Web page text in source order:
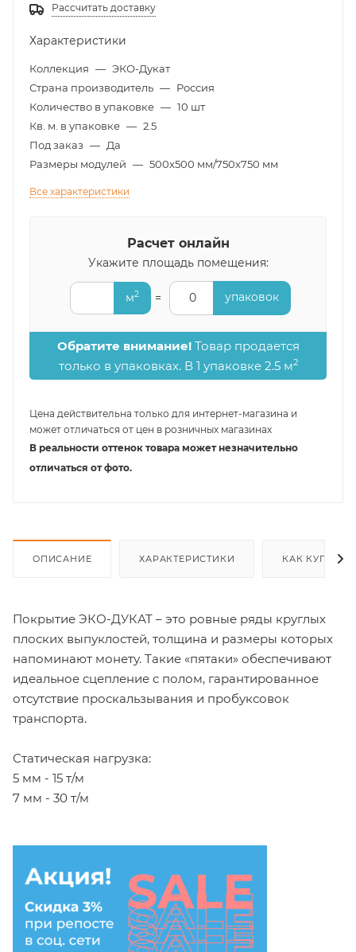
Рассчитать доставку
Характеристики
Коллекция — ЭКО-Дукат
Страна производитель — Россия
Количество в упаковке — 10 шт
Кв. м. в упаковке — 2.5
Под заказ — Да
Размеры модулей — 500x500 мм/750х750 мм
Все характеристики
Расчет онлайн
Укажите площадь помещения:
м2 = 0 упаковок
Обратите внимание!Товар продается
только в упаковках. В 1 упаковке 2.5 м2
Цена действительна только для интернет-магазина и
может отличаться от цен в розничных магазинах
В реальности оттенок товара может незначительно
отличаться от фото.
ОПИСАНИЕ ХАРАКТЕРИСТИКИ КАК КУПИТЬ
Покрытие ЭКО-ДУКАТ – это ровные ряды круглых
плоских выпуклостей, толщина и размеры которых
напоминают монету. Такие «пятаки» обеспечивают
идеальное сцепление с полом, гарантированное
отсутствие проскальзывания и пробуксовок
транспорта.
Статическая нагрузка:
5 мм - 15 т/м
7 мм - 30 т/м